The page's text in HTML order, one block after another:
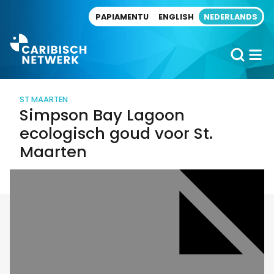
PAPIAMENTU ENGLISH NEDERLANDS
ST MAARTEN
Simpson Bay Lagoon
ecologisch goud voor St.
Maarten